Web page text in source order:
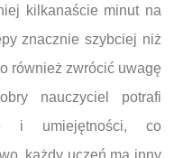
kilkanaście minut na
znacznie szybciej niż
również zwrócić uwagę
nauczyciel potrafi
i umiejętności, co
każdy uczeń ma inny